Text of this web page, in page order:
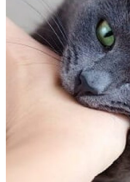
الجلدمشاكل في الرؤيةقيء